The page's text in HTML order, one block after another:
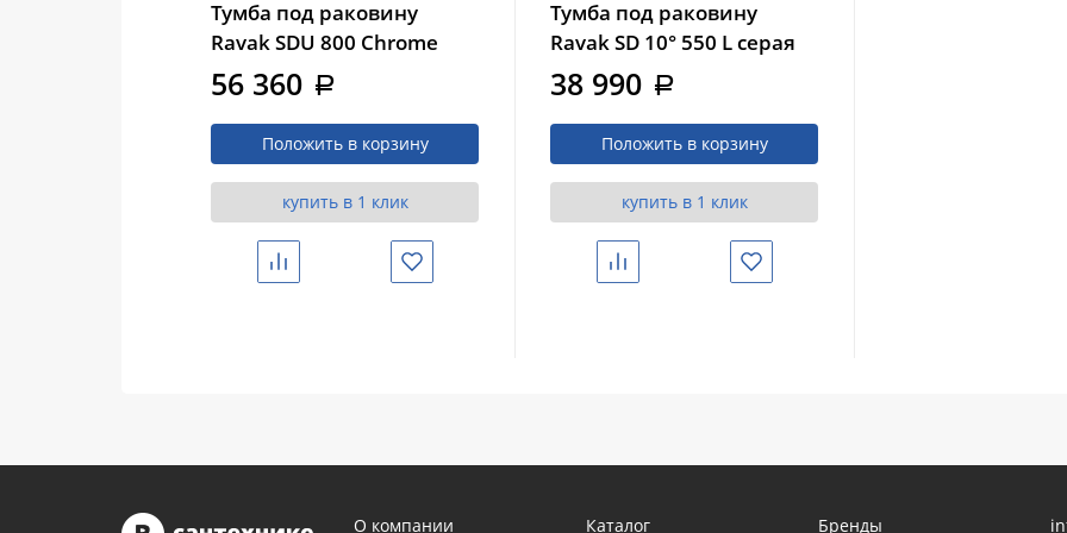
Тумба под раковину
Ravak SDU 800 Chrome
белая/белая (X000000534)
56 360 a
Положить в корзину
купить в 1 клик
Сравнить Избранное
Тумба под раковину
Ravak SD 10° 550 L серая
(X000000740)
38 990 a
Положить в корзину
купить в 1 клик
Сравнить Избранное
О компании Каталог Бренды